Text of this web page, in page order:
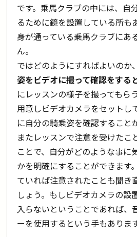
です。乗馬クラブの中には、自
るために鏡を設置している所も
身が通っている乗馬クラブにあ
ん。
ではどのようにすればよいのか
姿をビデオに撮って確認をする
にレッスンの様子を撮ってもら
用意しビデオカメラをセットし
に自分の騎乗姿を確認すること
またレッスンで注意を受けたこ
ことで、自分がどのような事に
かを明確にすることができます
ていれば注意されたことも聞き
しょう。もしビデオカメラの設
入らないということであれば、
ーを使用するという手もあります